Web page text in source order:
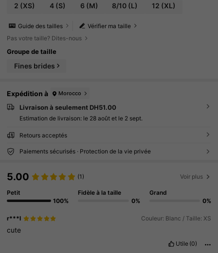
2 (XS) 4(S) 6 (M) 8/10 (L) 12 (XL)
Vérifier ma taille
Guide des tailles
Pas votre taille? Dites-nous
Groupe de taille
Fines brides
Expédition à Morocco
Livraison à seulement DH51.00
Estimation de livraison: le 28 août et le 2 sept.
Retours acceptés
Paiements sécurisés · Protection de la vie privée
5.00 (1) Voir plus
Petit
100%
Fidèle à la taille
0%
Grand
0%
r***l Couleur: Blanc / Taille: XS
cute
Utile (0)